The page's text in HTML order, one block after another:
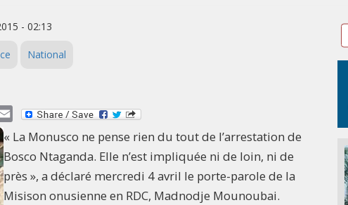
- 02:13
National
Email
« La Monusco ne pense rien du tout de l’arrestation de
Bosco Ntaganda. Elle n’est impliquée ni de loin, ni de
près », a déclaré mercredi 4 avril le porte-parole de la
Misison onusienne en RDC, Madnodje Mounoubai.